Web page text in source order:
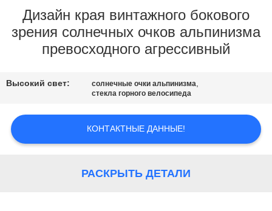
ФАБРИКА
СВЯЗАТЬСЯ
НАМИ
СПРОСИТЕ
ЦИТАТУ
Дизайн края винтажного бокового
зрения солнечных очков альпинизма
превосходного агрессивный
Высокий свет: солнечные очки альпинизма,
стекла горного велосипеда
КОНТАКТНЫЕ ДАННЫЕ!
РАСКРЫТЬ ДЕТАЛИ